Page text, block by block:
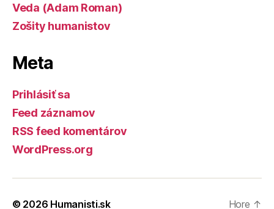
Veda (Adam Roman)
Zošity humanistov
Meta
Prihlásiť sa
Feed záznamov
RSS feed komentárov
WordPress.org
© 2026 Humanisti.sk Hore ↑